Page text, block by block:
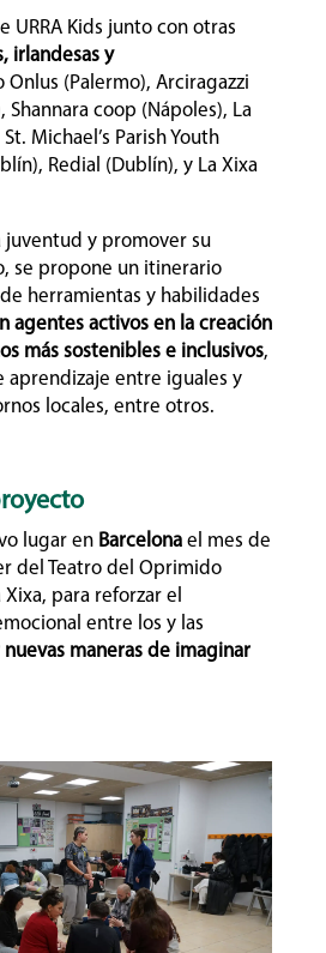
URRA Kids junto con otras
irlandesas y
Onlus (Palermo), Arciragazzi
Shannara coop (Nápoles), La
Michael’s Parish Youth
Redial (Dublín), y La Xixa
juventud y promover su
se propone un itinerario
herramientas y habilidades
agentes activos en la creación
más sostenibles e inclusivos,
aprendizaje entre iguales y
locales, entre otros.
lugar en Barcelonael mes de
del Teatro del Oprimido
para reforzar el
entre los y las
maneras de imaginar